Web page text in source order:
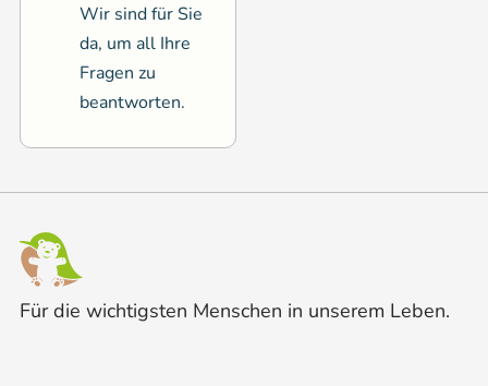
Wir sind für Sie
da, um all Ihre
Fragen zu
beantworten.
Für die wichtigsten Menschen in unserem Leben.